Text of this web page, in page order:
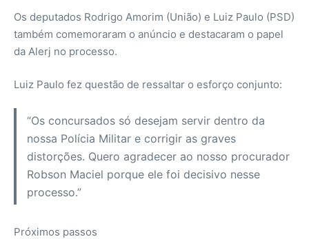
Os deputados Rodrigo Amorim (União) e Luiz Paulo (PSD)
também comemoraram o anúncio e destacaram o papel
da Alerj no processo.
Luiz Paulo fez questão de ressaltar o esforço conjunto:
“Os concursados só desejam servir dentro da
nossa Polícia Militar e corrigir as graves
distorções. Quero agradecer ao nosso procurador
Robson Maciel porque ele foi decisivo nesse
processo.”
Próximos passos